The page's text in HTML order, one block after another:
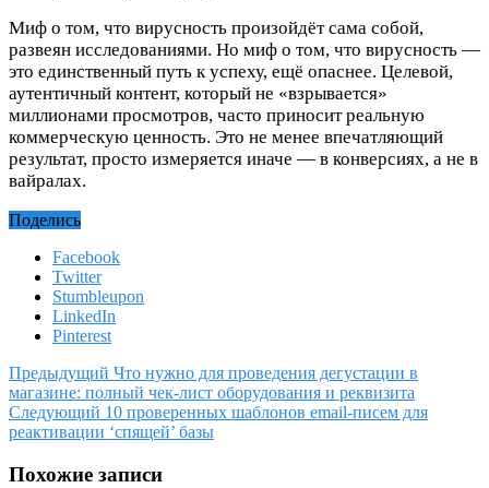
Миф о том, что вирусность произойдёт сама собой,
развеян исследованиями. Но миф о том, что вирусность —
это единственный путь к успеху, ещё опаснее. Целевой,
аутентичный контент, который не «взрывается»
миллионами просмотров, часто приносит реальную
коммерческую ценность. Это не менее впечатляющий
результат, просто измеряется иначе — в конверсиях, а не в
вайралах.​
Поделись
Facebook
Twitter
Stumbleupon
LinkedIn
Pinterest
Предыдущий Что нужно для проведения дегустации в
магазине: полный чек-лист оборудования и реквизита
Следующий 10 проверенных шаблонов email-писем для
реактивации ‘спящей’ базы
Похожие записи